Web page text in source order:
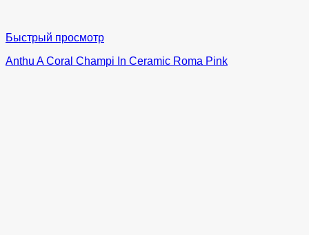
Быстрый просмотр
Anthu A Coral Champi In Ceramic Roma Pink